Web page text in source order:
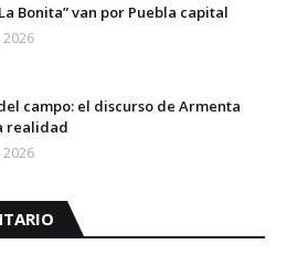
Bonita” van por Puebla capital
campo: el discurso de Armenta
realidad